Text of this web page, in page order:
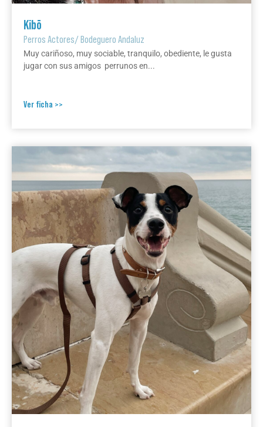
Kibō
Perros Actores/Bodeguero Andaluz
Muy cariñoso, muy sociable, tranquilo, obediente, le gusta
jugar con sus amigos perrunos en...
Ver ficha >>